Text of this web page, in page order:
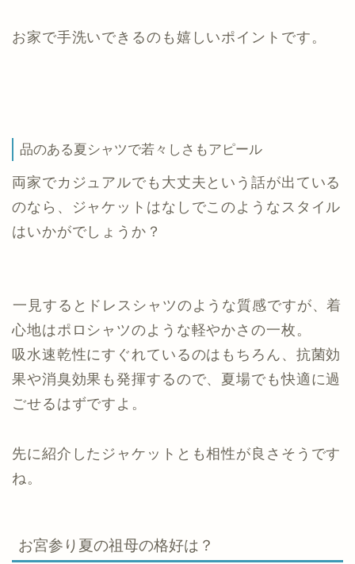
お家で手洗いできるのも嬉しいポイントです。
品のある夏シャツで若々しさもアピール
両家でカジュアルでも大丈夫という話が出ている
のなら、ジャケットはなしでこのようなスタイル
はいかがでしょうか？
一見するとドレスシャツのような質感ですが、着
心地はポロシャツのような軽やかさの一枚。
吸水速乾性にすぐれているのはもちろん、抗菌効
果や消臭効果も発揮するので、夏場でも快適に過
ごせるはずですよ。
先に紹介したジャケットとも相性が良さそうです
ね。
お宮参り夏の祖母の格好は？